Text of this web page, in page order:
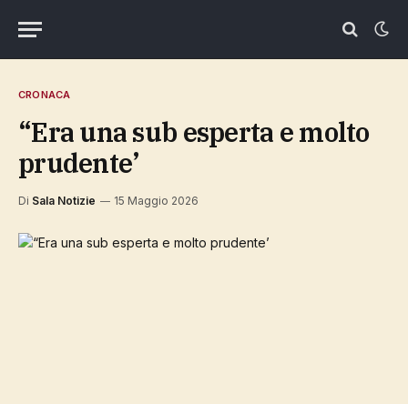
CRONACA
“Era una sub esperta e molto
prudente’
Di Sala Notizie 15 Maggio 2026